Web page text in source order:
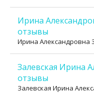
Ирина
отзывы
Ирина Александровна
Залевская Ирина
отзывы
Залевская Ирина